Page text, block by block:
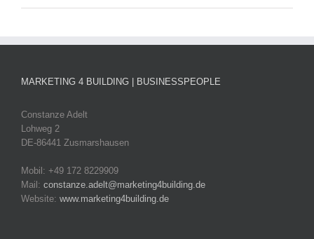
MARKETING 4 BUILDING | BUSINESSPEOPLE
Constanze Adelt
Lohweg 2
DE-86441 Zusmarshausen
Mobil: +49 172 8229909
Mail: constanze.adelt@marketing4building.de
Website: www.marketing4building.de